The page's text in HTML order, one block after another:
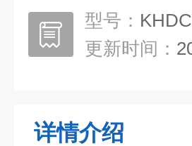
型号：
更新时间：
详情介绍